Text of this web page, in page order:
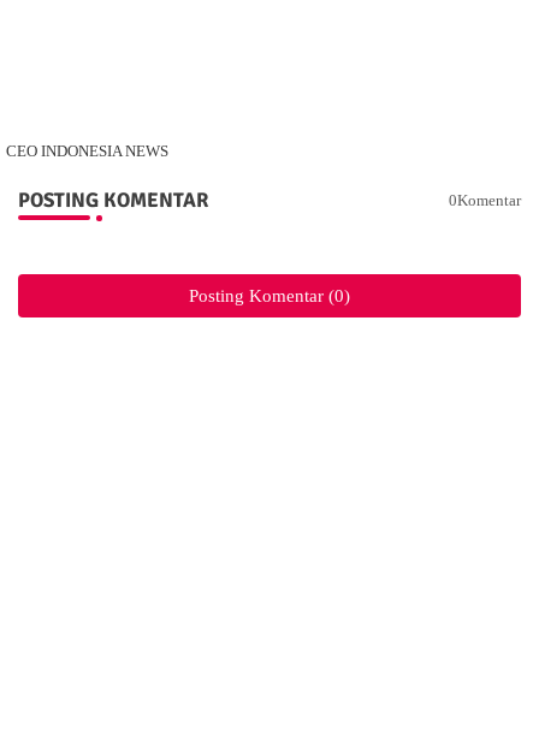
CEO INDONESIA NEWS
POSTING KOMENTAR 0Komentar
Posting Komentar (0)